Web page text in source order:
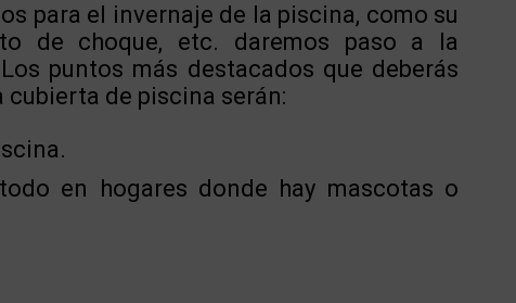
para el invernaje de la piscina, como su
de choque, etc. daremos paso a la
puntos más destacados que deberás
cubierta de piscina serán:
en hogares donde hay mascotas o